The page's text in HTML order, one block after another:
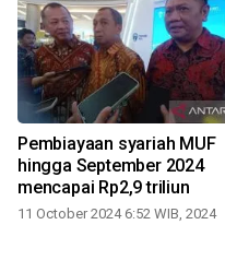
Pembiayaan syariah MUF
hingga September 2024
mencapai Rp2,9 triliun
11 October 2024 6:52 WIB, 2024